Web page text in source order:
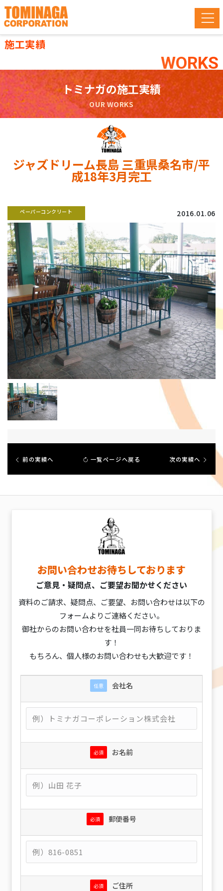
施工実績
WORKS
トミナガの施工実績
OUR WORKS
ジャズドリーム長島 三重県桑名市/平
成18年3月完工
ペーパーコンクリート 2016.01.06
前の実績へ 一覧ページへ戻る 次の実績へ
お問い合わせお待ちしております
ご意見・疑問点、ご要望お聞かせください
資料のご請求、疑問点、ご要望、お問い合わせは以下の
フォームよりご連絡ください。
御社からのお問い合わせを社員一同お待ちしておりま
す！
もちろん、個人様のお問い合わせも大歓迎です！
任意 会社名
必須 お名前
必須 郵便番号
必須 ご住所